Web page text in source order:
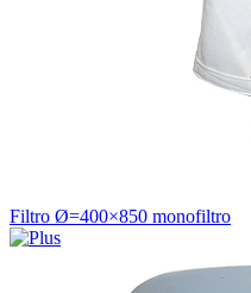
Filtro Ø=400×850 monofiltro